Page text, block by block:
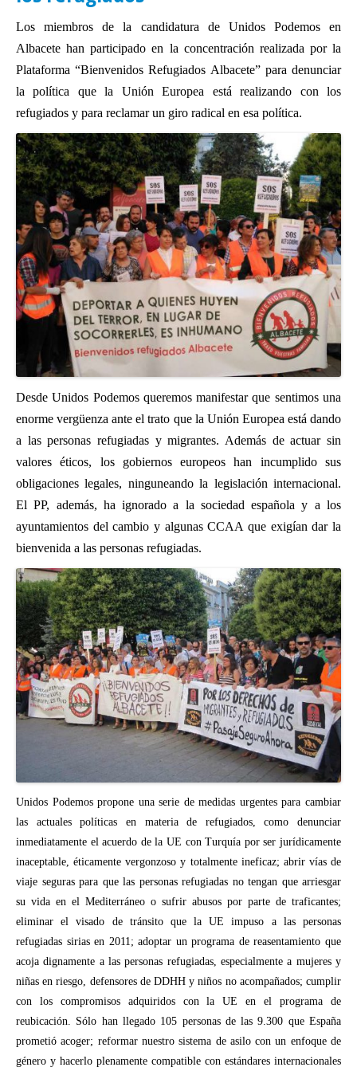
Actas Asamblea Ciudadana
Financiación
Participa con Podemos en Albacete
Los miembros de la candidatura de Unidos Podemos en
Albacete han participado en la concentración realizada por la
Plataforma “Bienvenidos Refugiados Albacete” para denunciar
la política que la Unión Europea está realizando con los
refugiados y para reclamar un giro radical en esa política.
Desde Unidos Podemos queremos manifestar que sentimos una
enorme vergüenza ante el trato que la Unión Europea está dando
a las personas refugiadas y migrantes. Además de actuar sin
valores éticos, los gobiernos europeos han incumplido sus
obligaciones legales, ninguneando la legislación internacional.
El PP, además, ha ignorado a la sociedad española y a los
ayuntamientos del cambio y algunas CCAA que exigían dar la
bienvenida a las personas refugiadas.
Unidos Podemos propone una serie de medidas urgentes para cambiar
las actuales políticas en materia de refugiados, como denunciar
inmediatamente el acuerdo de la UE con Turquía por ser jurídicamente
inaceptable, éticamente vergonzoso y totalmente ineficaz; abrir vías de
viaje seguras para que las personas refugiadas no tengan que arriesgar
su vida en el Mediterráneo o sufrir abusos por parte de traficantes;
eliminar el visado de tránsito que la UE impuso a las personas
refugiadas sirias en 2011; adoptar un programa de reasentamiento que
acoja dignamente a las personas refugiadas, especialmente a mujeres y
niñas en riesgo, defensores de DDHH y niños no acompañados; cumplir
con los compromisos adquiridos con la UE en el programa de
reubicación. Sólo han llegado 105 personas de las 9.300 que España
prometió acoger; reformar nuestro sistema de asilo con un enfoque de
género y hacerlo plenamente compatible con estándares internacionales